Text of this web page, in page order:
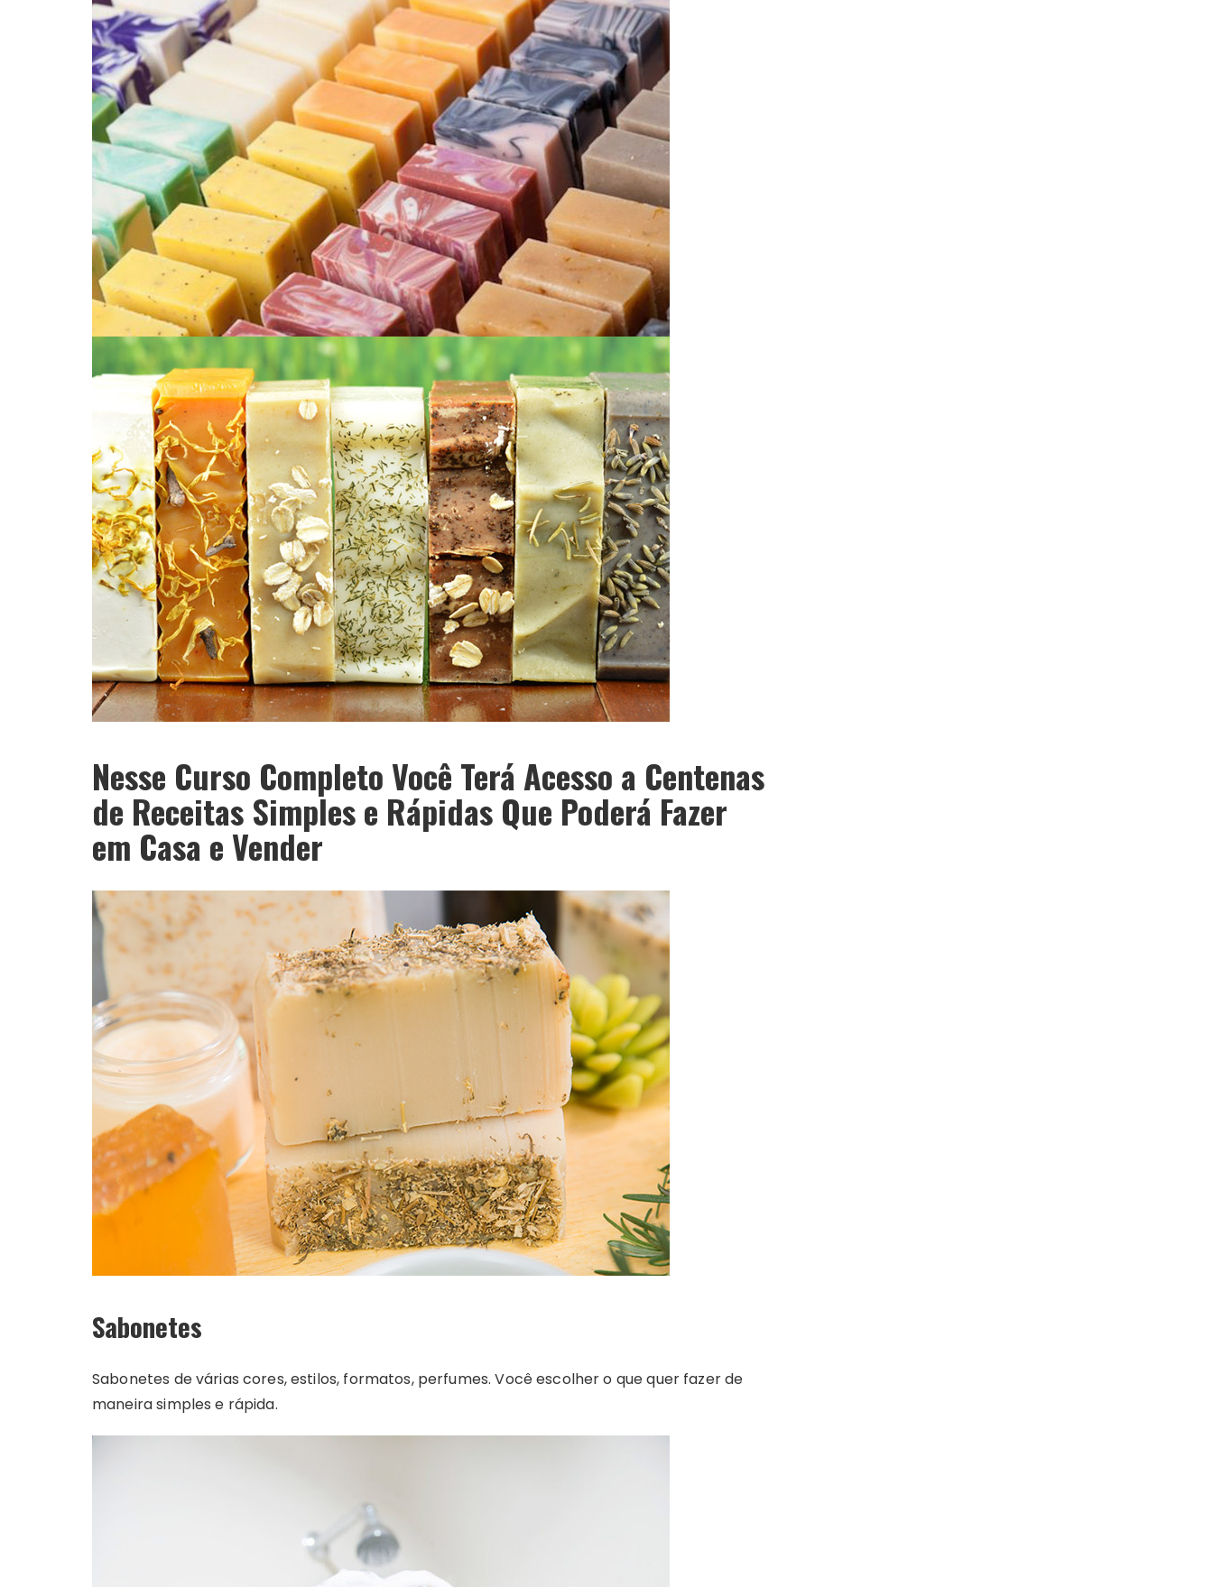
Nesse Curso Completo Você Terá Acesso a Centenas
de Receitas Simples e Rápidas Que Poderá Fazer
em Casa e Vender
Sabonetes
Sabonetes de várias cores, estilos, formatos, perfumes. Você escolher o que quer fazer de
maneira simples e rápida.